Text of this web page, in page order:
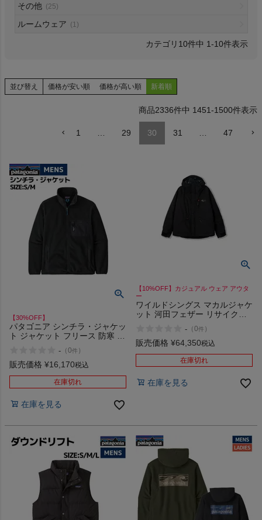
メンズスポーツウェア
スポーツシューズ
もっと見る
キャンプ・フェス
旅行
通学
ビジネス
もっと見る
インフィット INFIT
その他 (25)
ルームウェア (1)
10件中 1-10件表示
並び替え 価格が安い順 価格が高い順 新着順
2336件中 1451-1500件表示
1 … 29 30 31 … 47
【30%OFF】
パタゴニア シンチラ・ジャケッ
ト ジャケット フリース 防寒 カ
PATAGONIA SYNCHILLA
FLEECE JACKET 22991 アウ
- （0件 ）
販売価格 ¥16,170税込
在庫切れ
在庫を見る
【10%OFF】カジュアル ウェア アウタ
ー
ワイルドシングス マカルジャケ
ット 河田フェザー リサイクル
ター WILD THINGS MAKALU
JACKET
- （0件 ）
販売価格 ¥64,350税込
在庫切れ
在庫を見る